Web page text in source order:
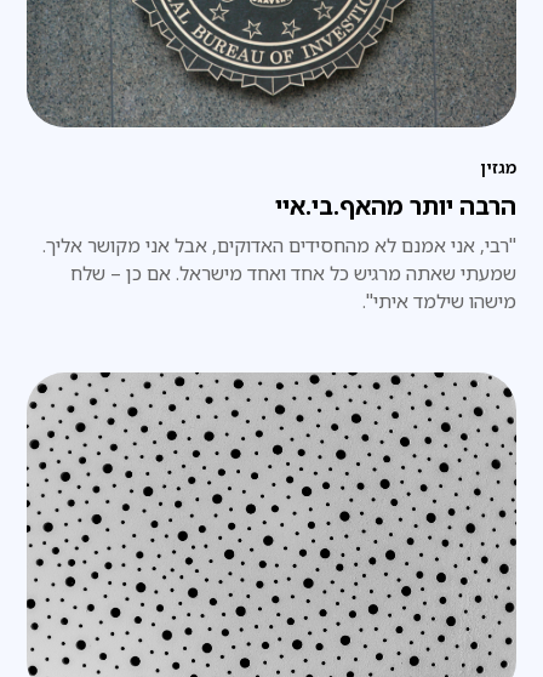
מגזין
הרבה יותר מהאף.בי.איי
"רבי, אני אמנם לא מהחסידים האדוקים, אבל אני מקושר אליך.
שמעתי שאתה מרגיש כל אחד ואחד מישראל. אם כן – שלח
מישהו שילמד איתי".